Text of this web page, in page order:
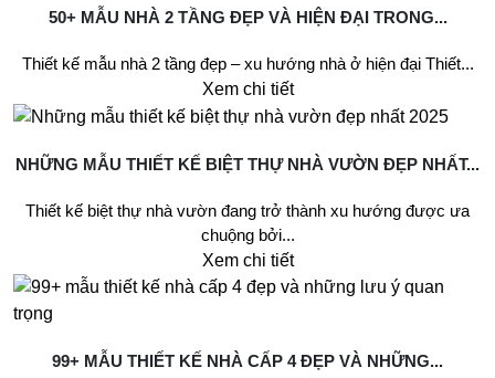
50+ MẪU NHÀ 2 TẦNG ĐẸP VÀ HIỆN ĐẠI TRONG...
Thiết kế mẫu nhà 2 tầng đẹp – xu hướng nhà ở hiện đại Thiết...
Xem chi tiết
NHỮNG MẪU THIẾT KẾ BIỆT THỰ NHÀ VƯỜN ĐẸP NHẤT...
Thiết kế biệt thự nhà vườn đang trở thành xu hướng được ưa
chuộng bởi...
Xem chi tiết
99+ MẪU THIẾT KẾ NHÀ CẤP 4 ĐẸP VÀ NHỮNG...